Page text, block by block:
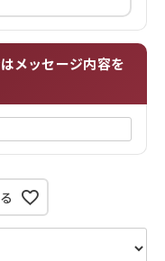
メッセージ内容を